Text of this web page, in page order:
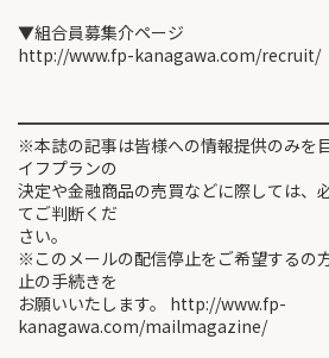
▼組合員募集介ページ
http://www.fp-kanagawa.com/recruit/
※本誌の記事は皆様への情報提供のみを
イフプランの
決定や金融商品の売買などに際しては、
てご判断くだ
さい。
※このメールの配信停止をご希望するの
止の手続きを
お願いいたします。 http://www.fp-
kanagawa.com/mailmagazine/